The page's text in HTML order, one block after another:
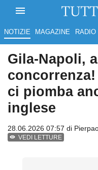
NOTIZIE MAGAZINE RADIO
Gila-Napoli,
ci piomba
inglese
28.06.2026 07:57 di
VEDI LETTURE